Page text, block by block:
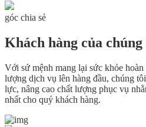
góc chia sẻ
Khách hàng của
Với sứ mệnh mang lại sức khỏe
lượng dịch vụ lên hàng đầu, chúng
lực, nâng cao chất lượng phục vụ
nhất cho quý khách hàng.